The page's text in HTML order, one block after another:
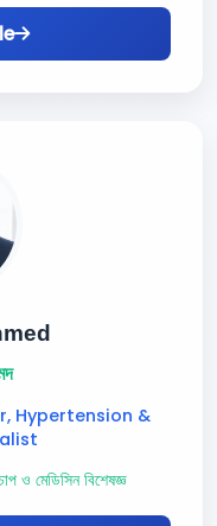
Hypertension &
ও মেডিসিন বিশেষজ্ঞ